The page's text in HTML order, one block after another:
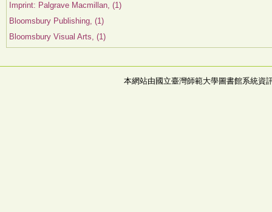
Imprint: Palgrave Macmillan, (1)
Bloomsbury Publishing, (1)
Bloomsbury Visual Arts, (1)
本網站由國立臺灣師範大學圖書館系統資